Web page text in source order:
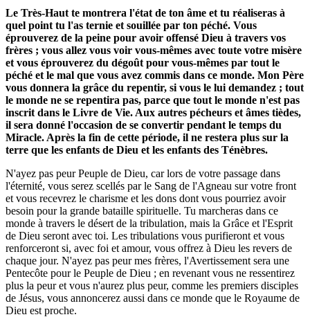
Le Très-Haut te montrera l'état de ton âme et tu réaliseras à
quel point tu l'as ternie et souillée par ton péché. Vous
éprouverez de la peine pour avoir offensé Dieu à travers vos
frères ; vous allez vous voir vous-mêmes avec toute votre misère
et vous éprouverez du dégoût pour vous-mêmes par tout le
péché et le mal que vous avez commis dans ce monde. Mon Père
vous donnera la grâce du repentir, si vous le lui demandez ; tout
le monde ne se repentira pas, parce que tout le monde n'est pas
inscrit dans le Livre de Vie. Aux autres pécheurs et âmes tièdes,
il sera donné l'occasion de se convertir pendant le temps du
Miracle. Après la fin de cette période, il ne restera plus sur la
terre que les enfants de Dieu et les enfants des Ténèbres.
N'ayez pas peur Peuple de Dieu, car lors de votre passage dans
l'éternité, vous serez scellés par le Sang de l'Agneau sur votre front
et vous recevrez le charisme et les dons dont vous pourriez avoir
besoin pour la grande bataille spirituelle. Tu marcheras dans ce
monde à travers le désert de la tribulation, mais la Grâce et l'Esprit
de Dieu seront avec toi. Les tribulations vous purifieront et vous
renforceront si, avec foi et amour, vous offrez à Dieu les revers de
chaque jour. N'ayez pas peur mes frères, l'Avertissement sera une
Pentecôte pour le Peuple de Dieu ; en revenant vous ne ressentirez
plus la peur et vous n'aurez plus peur, comme les premiers disciples
de Jésus, vous annoncerez aussi dans ce monde que le Royaume de
Dieu est proche.